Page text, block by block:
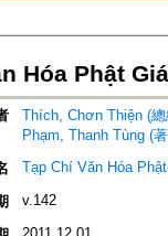
Hóa Phật
Thích, Chơn Thiện (總
Phạm, Thanh Tùng (
Tạp Chí Văn Hóa
v.142